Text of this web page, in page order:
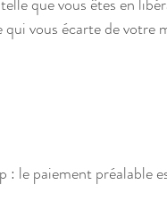
vous écarte de votre
: le paiement préalable